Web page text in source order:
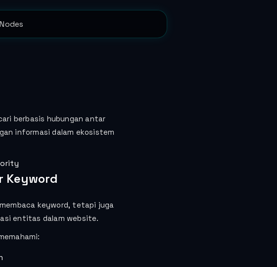
Nodes
berbasis hubungan antar
informasi dalam ekosistem
Keyword
keyword, tetapi juga
entitas dalam website.